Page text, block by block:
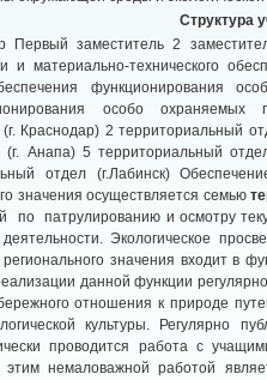
Структура
Первый заместитель 2
и материально-технического
функционирования
особо охраняемых
Краснодар) 2 территориальный
Анапа) 5 территориальный
отдел (г.Лабинск)
значения осуществляется семью
по патрулированию и осмотру
Экологическое
значения входит в
данной функции
отношения к природе
культуры. Регулярно
проводится работа с
немаловажной работой